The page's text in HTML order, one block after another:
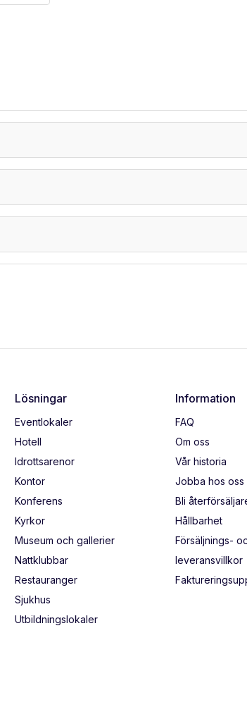
Lösningar
Eventlokaler
Hotell
Idrottsarenor
Kontor
Konferens
Kyrkor
Museum och gallerier
Nattklubbar
Restauranger
Sjukhus
Utbildningslokaler
Information
FAQ
Om oss
Vår historia
Jobba hos oss
Bli
Hållbarhet
Försäljnings-
leveransvillkor